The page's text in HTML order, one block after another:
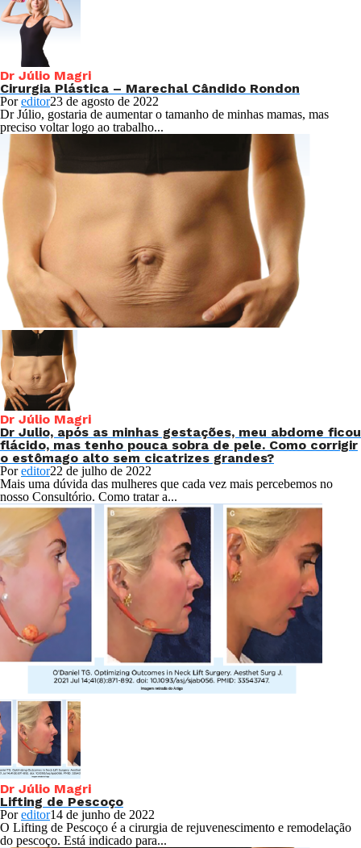
Dr Júlio Magri
Cirurgia Plástica – Marechal Cândido Rondon
Poreditor23 de agosto de 2022
Dr Júlio, gostaria de aumentar o tamanho de minhas mamas, mas
preciso voltar logo ao trabalho...
Dr Júlio Magri
Dr Julio, após as minhas gestações, meu abdome ficou
flácido, mas tenho pouca sobra de pele. Como corrigir
o estômago alto sem cicatrizes grandes?
Poreditor22 de julho de 2022
Mais uma dúvida das mulheres que cada vez mais percebemos no
nosso Consultório. Como tratar a...
Dr Júlio Magri
Lifting de Pescoço
Poreditor14 de junho de 2022
O Lifting de Pescoço é a cirurgia de rejuvenescimento e remodelação
do pescoço. Está indicado para...